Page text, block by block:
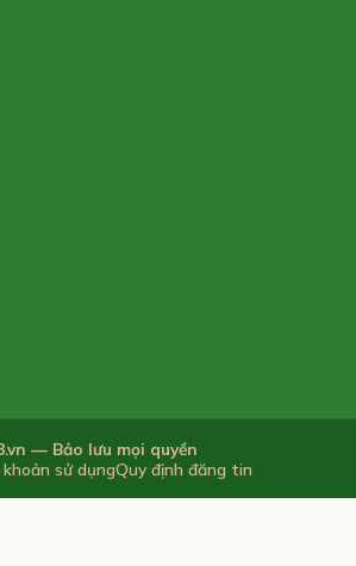
— Bảo lưu mọi quyền
sử dụngQuy định đăng tin